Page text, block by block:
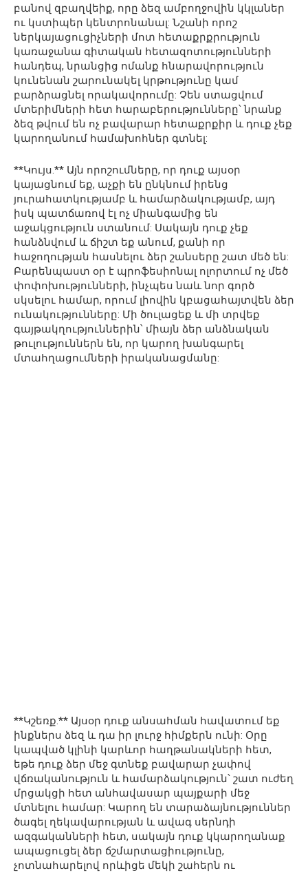
բանով զբաղվեիք, որը ձեզ ամբողջովին կկլաներ
ու կստիպեր կենտրոնանալ: Նշանի որոշ
ներկայացուցիչների մոտ հետաքրքրություն
կառաջանա գիտական հետազոտությունների
հանդեպ, նրանցից ոմանք հնարավորություն
կունենան շարունակել կրթությունը կամ
բարձրացնել որակավորումը: Չեն ստացվում
մտերիմների հետ հարաբերությունները՝ նրանք
ձեզ թվում են ոչ բավարար հետաքրքիր և դուք չեք
կարողանում համախոհներ գտնել:
**Կույս.** Այն որոշումները, որ դուք այսօր
կայացնում եք, աչքի են ընկնում իրենց
յուրահատկությամբ և համարձակությամբ, այդ
իսկ պատճառով էլ ոչ միանգամից են
աջակցություն ստանում: Սակայն դուք չեք
հանձնվում և ճիշտ եք անում, քանի որ
հաջողության հասնելու ձեր շանսերը շատ մեծ են:
Բարենպաստ օր է պրոֆեսիոնալ ոլորտում ոչ մեծ
փոփոխությունների, ինչպես նաև նոր գործ
սկսելու համար, որում լիովին կբացահայտվեն ձեր
ունակությունները: Մի ծուլացեք և մի տրվեք
գայթակղություններին՝ միայն ձեր անձնական
թուլություններն են, որ կարող խանգարել
մտահղացումների իրականացմանը:
**Կշեռք.** Այսօր դուք անսահման հավատում եք
ինքներս ձեզ և դա իր լուրջ հիմքերն ունի: Օրը
կապված կլինի կարևոր հաղթանակների հետ,
եթե դուք ձեր մեջ գտնեք բավարար չափով
վճռականություն և համարձակություն՝ շատ ուժեղ
մրցակցի հետ անհավասար պայքարի մեջ
մտնելու համար: Կարող են տարաձայնություններ
ծագել ղեկավարության և ավագ սերնդի
ազգականների հետ, սակայն դուք կկարողանաք
ապացուցել ձեր ճշմարտացիությունը,
չոտնահարելով որևիցե մեկի շահերն ու